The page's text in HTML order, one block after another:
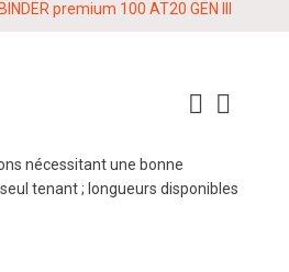
BINDER premium 100 AT20 GEN III
nécessitant une bonne
tenant ; longueurs disponibles